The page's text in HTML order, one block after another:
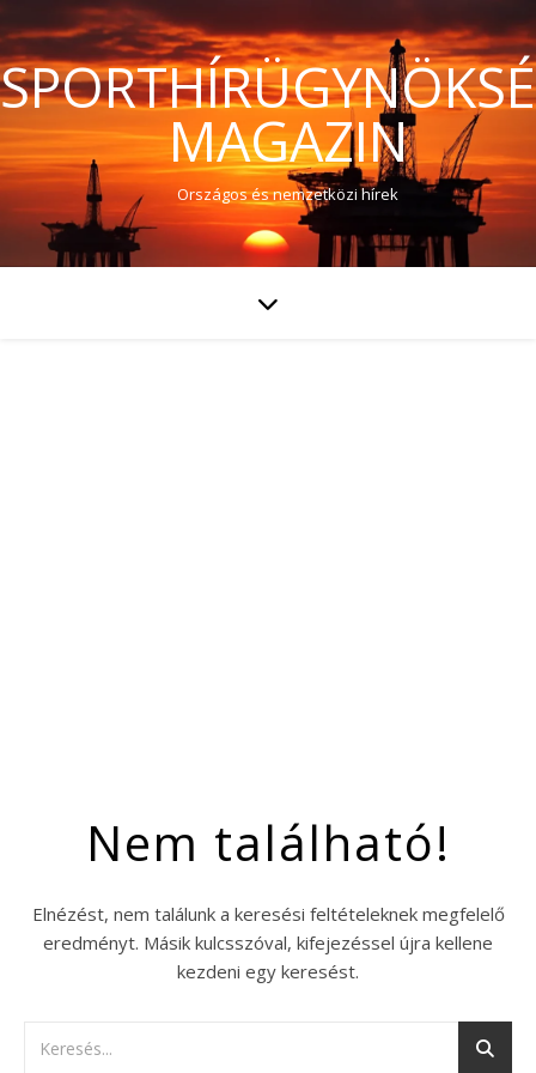
MAGAZIN
Országos és nemzetközi hírek
Nem található!
Elnézést, nem találunk a keresési feltételeknek megfelelő
eredményt. Másik kulcsszóval, kifejezéssel újra kellene
kezdeni egy keresést.